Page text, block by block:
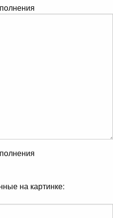
на картинке: